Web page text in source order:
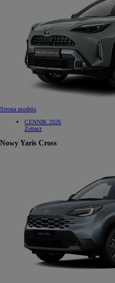
Strona modelu
CENNIK 2026
Zobacz
Nowy Yaris Cross